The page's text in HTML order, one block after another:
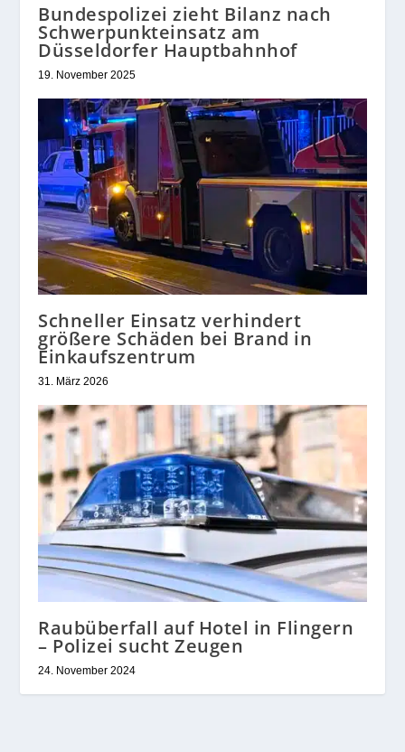
Bundespolizei zieht Bilanz nach
Schwerpunkteinsatz am
Düsseldorfer Hauptbahnhof
19. November 2025
Schneller Einsatz verhindert
größere Schäden bei Brand in
Einkaufszentrum
31. März 2026
Raubüberfall auf Hotel in Flingern
– Polizei sucht Zeugen
24. November 2024